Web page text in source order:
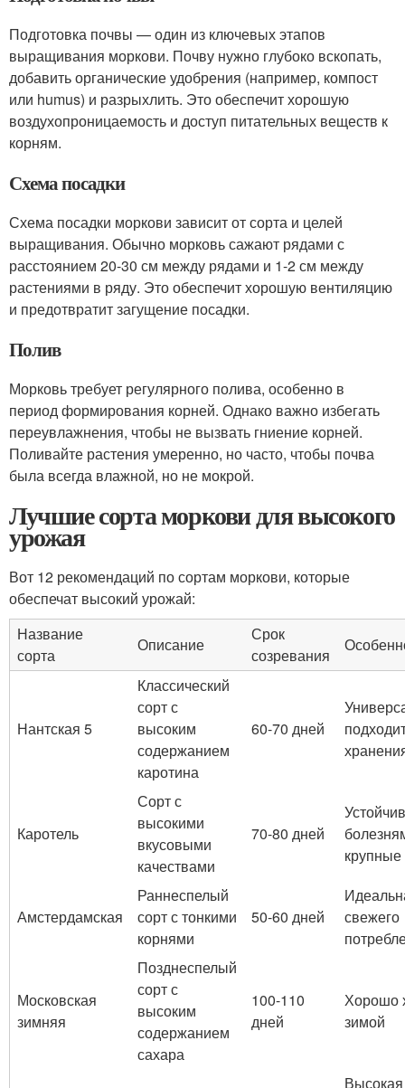
Подготовка почвы — один из ключевых этапов
выращивания моркови. Почву нужно глубоко вскопать,
добавить органические удобрения (например, компост
или humus) и разрыхлить. Это обеспечит хорошую
воздухопроницаемость и доступ питательных веществ к
корням.
Схема посадки
Схема посадки моркови зависит от сорта и целей
выращивания. Обычно морковь сажают рядами с
расстоянием 20-30 см между рядами и 1-2 см между
растениями в ряду. Это обеспечит хорошую вентиляцию
и предотвратит загущение посадки.
Полив
Морковь требует регулярного полива, особенно в
период формирования корней. Однако важно избегать
переувлажнения, чтобы не вызвать гниение корней.
Поливайте растения умеренно, но часто, чтобы почва
была всегда влажной, но не мокрой.
Лучшие сорта моркови для высокого
урожая
Вот 12 рекомендаций по сортам моркови, которые
обеспечат высокий урожай:
Название
сорта
Описание
Срок
созревания
Нантская 5
Классический
сорт с
высоким
содержанием
каротина
60-70 дней
Каротель
Сорт с
высокими
вкусовыми
качествами
70-80 дней
крупные
Амстердамская
Раннеспелый
сорт с тонкими
корнями
50-60 дней
свежего
Московская
зимняя
Позднеспелый
сорт с
высоким
содержанием
сахара
100-110
дней
Хорошо
зимой
Высокая